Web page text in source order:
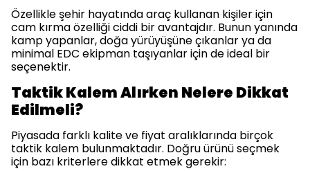
Özellikle şehir hayatında araç kullanan kişiler için
cam kırma özelliği ciddi bir avantajdır. Bunun yanında
kamp yapanlar, doğa yürüyüşüne çıkanlar ya da
minimal EDC ekipman taşıyanlar için de ideal bir
seçenektir.
Taktik Kalem Alırken Nelere Dikkat
Edilmeli?
Piyasada farklı kalite ve fiyat aralıklarında birçok
taktik kalem bulunmaktadır. Doğru ürünü seçmek
için bazı kriterlere dikkat etmek gerekir: